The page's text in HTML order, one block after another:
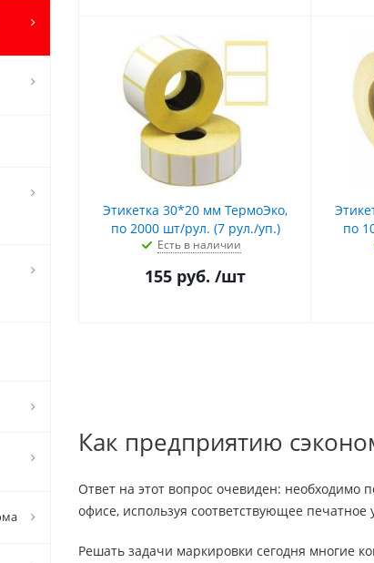
Этикетка 30*20 мм ТермоЭко,
по 2000 шт/рул. (7 рул./уп.)
Есть в наличии
155 руб. /шт
по
Как предприятию
Ответ на этот вопрос очевиден: необходимо
офисе, используя соответствующее печатное
Решать задачи маркировки сегодня многие